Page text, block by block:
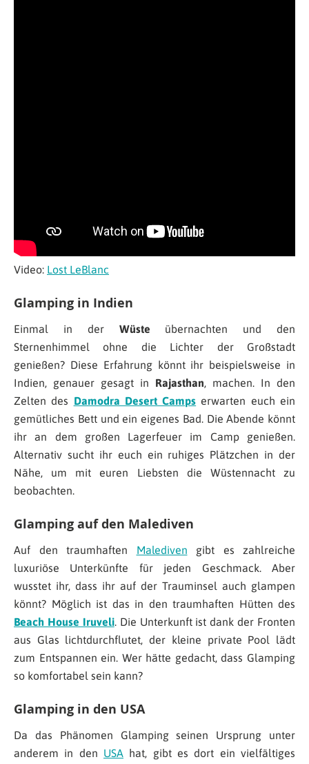
Video: Lost LeBlanc
Glamping in Indien
Einmal in der Wüste übernachten und den
Sternenhimmel ohne die Lichter der Großstadt
genießen? Diese Erfahrung könnt ihr beispielsweise in
Indien, genauer gesagt in Rajasthan, machen. In den
Zelten des Damodra Desert Camps erwarten euch ein
gemütliches Bett und ein eigenes Bad. Die Abende könnt
ihr an dem großen Lagerfeuer im Camp genießen.
Alternativ sucht ihr euch ein ruhiges Plätzchen in der
Nähe, um mit euren Liebsten die Wüstennacht zu
beobachten.
Glamping auf den Malediven
Auf den traumhaften Malediven gibt es zahlreiche
luxuriöse Unterkünfte für jeden Geschmack. Aber
wusstet ihr, dass ihr auf der Trauminsel auch glampen
könnt? Möglich ist das in den traumhaften Hütten des
Beach House Iruveli. Die Unterkunft ist dank der Fronten
aus Glas lichtdurchflutet, der kleine private Pool lädt
zum Entspannen ein. Wer hätte gedacht, dass Glamping
so komfortabel sein kann?
Glamping in den USA
Da das Phänomen Glamping seinen Ursprung unter
anderem in den USA hat, gibt es dort ein vielfältiges